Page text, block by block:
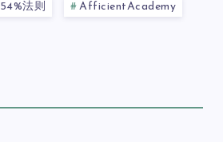
54%法则 AfficientAcademy